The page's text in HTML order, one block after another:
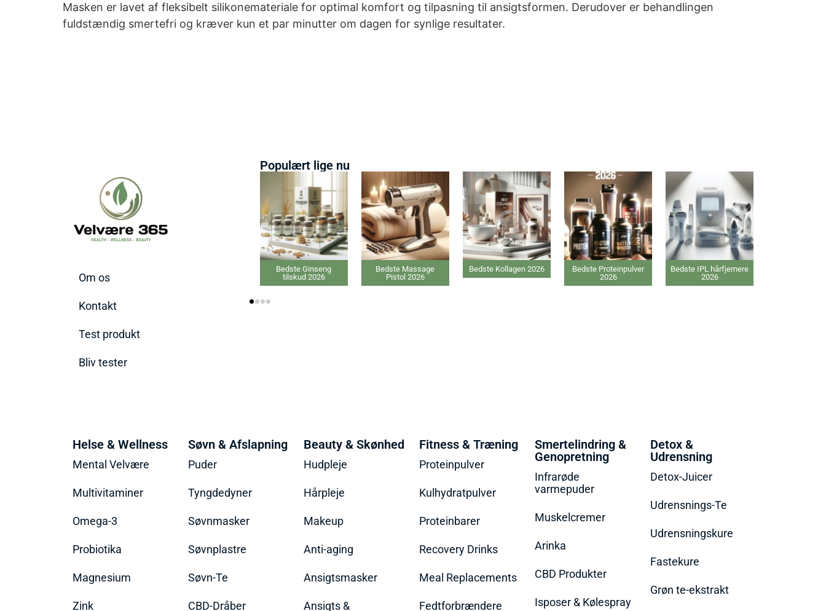
Masken er lavet af fleksibelt silikonemateriale for optimal komfort og tilpasning til ansigtsformen. Derudover er behandlingen
fuldstændig smertefri og kræver kun et par minutter om dagen for synlige resultater.
Om os
Kontakt
Test produkt
Bliv tester
Populært lige nu
Bedste Massage
Pistol 2026
Bedste Kollagen 2026
Bedste Proteinpulver
2026
Bedste IPL hårfjernere
2026
Bedste elektriske
Varmepude 2026
Helse & Wellness
Mental Velvære
Multivitaminer
Omega-3
Probiotika
Magnesium
Zink
Søvn & Afslapning
Puder
Tyngdedyner
Søvnmasker
Søvnplastre
Søvn-Te
CBD-Dråber
Beauty & Skønhed
Hudpleje
Hårpleje
Makeup
Anti-aging
Ansigtsmasker
Ansigts &
Fitness & Træning
Proteinpulver
Kulhydratpulver
Proteinbarer
Recovery Drinks
Meal Replacements
Fedtforbrændere
Smertelindring &
Genopretning
Infrarøde
varmepuder
Muskelcremer
Arinka
CBD Produkter
Isposer & Kølespray
Detox &
Udrensning
Detox-Juicer
Udrensnings-Te
Udrensningskure
Fastekure
Grøn te-ekstrakt